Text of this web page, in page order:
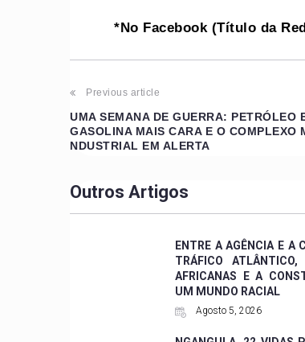
*No Facebook (Título da
Previous article
UMA SEMANA DE GUERRA: PETRÓLEO
GASOLINA MAIS CARA E O COMPLEXO
NDUSTRIAL EM ALERTA
Outros Artigos
ENTRE A AGÊNCIA E A
TRÁFICO
AFRICANAS E A
UM MUNDO RACIAL
Agosto 5, 2026